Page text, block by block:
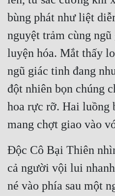
bùng phát như liệt
nguyệt trảm cùng
luyện hóa. Mắt thấy
ngũ giác tinh đang
đột nhiên bọn chúng
hoa rực rỡ. Hai luồng
mang chợt giao vào
Độc Cô Bại Thiên
cả người vội lui
né vào phía sau một